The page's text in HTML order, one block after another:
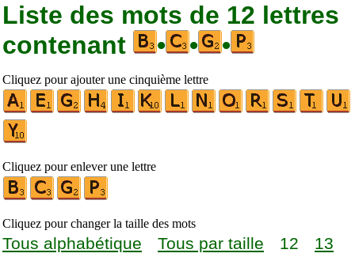
Liste des mots de 12 lettres
contenant
• • •
Cliquez pour ajouter une cinquième lettre
Cliquez pour enlever une lettre
Cliquez pour changer la taille des mots
Tous alphabétique Tous par taille 12
13